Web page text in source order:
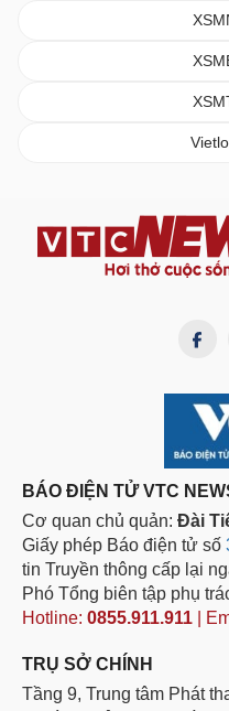
BÁO ĐIỆN TỬ VTC
Cơ quan chủ quản: Đài
Giấy phép Báo điện tử số
tin Truyền thông cấp lại
Phó Tổng biên tập phụ
Hotline: 0855.911.911 |
TRỤ SỞ CHÍNH
Tầng 9, Trung tâm Phát